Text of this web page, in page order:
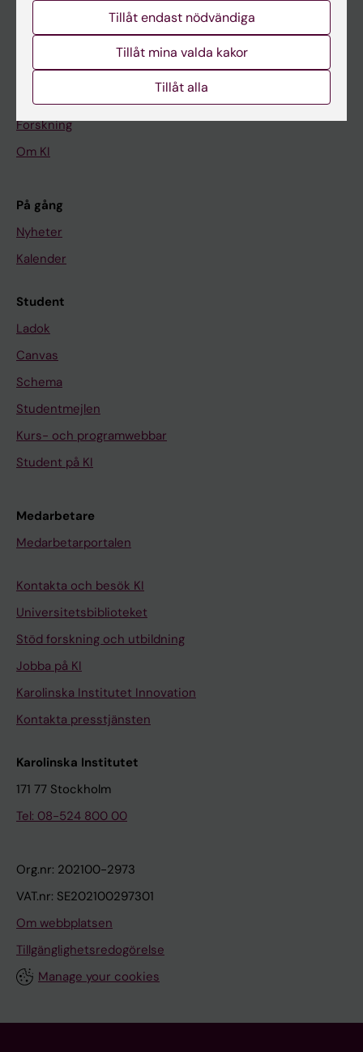
Utbildning
Forskarutbildning
Forskning
Om KI
På gång
Nyheter
Kalender
Student
Ladok
Canvas
Schema
Studentmejlen
Kurs- och programwebbar
Student på KI
Medarbetare
Medarbetarportalen
Kontakta och besök KI
Universitetsbiblioteket
Stöd forskning och utbildning
Jobba på KI
Karolinska Institutet Innovation
Kontakta presstjänsten
Karolinska Institutet
171 77 Stockholm
Tel: 08-524 800 00
Org.nr: 202100-2973
VAT.nr: SE202100297301
Om webbplatsen
Tillgänglighetsredogörelse
Manage your cookies
Tillåt endast nödvändiga
Tillåt mina valda kakor
Tillåt alla